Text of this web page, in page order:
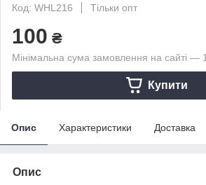
Код: WHL216
Тільки опт
100 ₴
Мінімальна сума замовлення на сайті —
Купити
Опис Характеристики Доставка
Опис